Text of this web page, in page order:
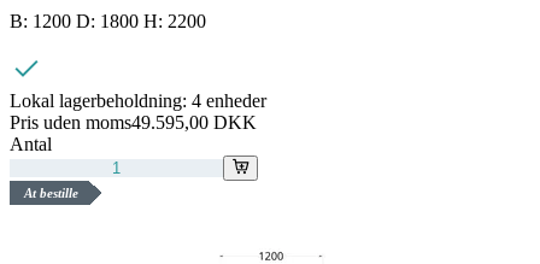
B: 1200 D: 1800 H: 2200
Lokal lagerbeholdning: 4 enheder
Pris uden moms49.595,00 DKK
Antal
At bestille